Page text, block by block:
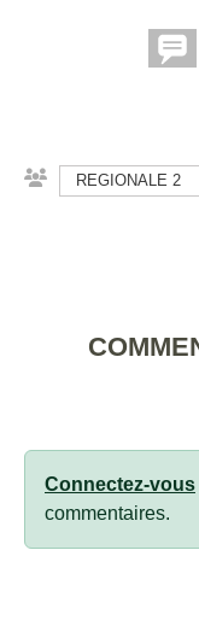
REGIONALE 2
Connectez-vous
commentaires.